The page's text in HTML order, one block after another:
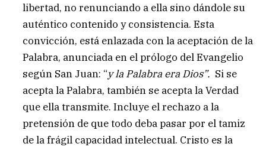
libertad, no renunciando a ella sino dándole su
auténtico contenido y consistencia. Esta
convicción, está enlazada con la aceptación de la
Palabra, anunciada en el prólogo del Evangelio
según San Juan: “y la Palabra era Dios”. Si se
acepta la Palabra, también se acepta la Verdad
que ella transmite. Incluye el rechazo a la
pretensión de que todo deba pasar por el tamiz
de la frágil capacidad intelectual. Cristo es la